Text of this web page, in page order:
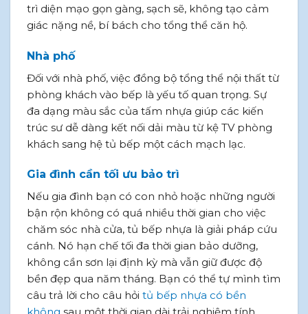
trì diện mạo gọn gàng, sạch sẽ, không tạo cảm
giác nặng nề, bí bách cho tổng thể căn hộ.
Nhà phố
Đối với nhà phố, việc đồng bộ tổng thể nội thất từ
phòng khách vào bếp là yếu tố quan trọng. Sự
đa dạng màu sắc của tấm nhựa giúp các kiến
trúc sư dễ dàng kết nối dải màu từ kệ TV phòng
khách sang hệ tủ bếp một cách mạch lạc.
Gia đình cần tối ưu bảo trì
Nếu gia đình bạn có con nhỏ hoặc những người
bận rộn không có quá nhiều thời gian cho việc
chăm sóc nhà cửa, tủ bếp nhựa là giải pháp cứu
cánh. Nó hạn chế tối đa thời gian bảo dưỡng,
không cần sơn lại định kỳ mà vẫn giữ được độ
bền đẹp qua năm tháng. Bạn có thể tự mình tìm
câu trả lời cho câu hỏi tủ bếp nhựa có bền